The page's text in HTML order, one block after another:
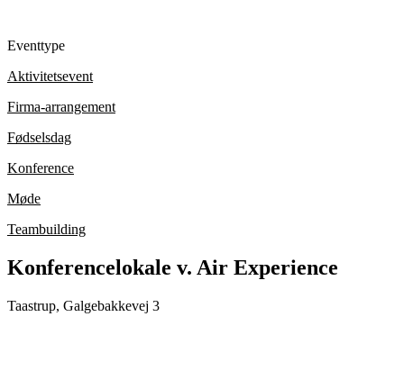
Eventtype
Aktivitetsevent
Firma-arrangement
Fødselsdag
Konference
Møde
Teambuilding
Konferencelokale v. Air Experience
Taastrup, Galgebakkevej 3